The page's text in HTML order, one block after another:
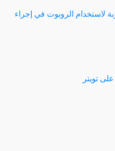
لاستخدام الروبوت في إجراء